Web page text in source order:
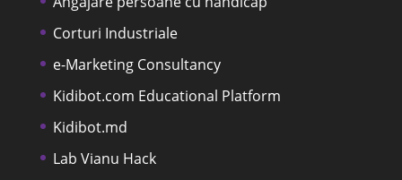
Corturi Industriale
e-Marketing Consultancy
Kidibot.com Educational Platform
Kidibot.md
Lab Vianu Hack